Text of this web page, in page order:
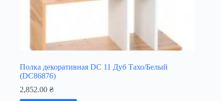
Полка декоративная DC 11 Дуб Тахо/Белый
(DC86876)
2,852.00 ₴